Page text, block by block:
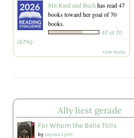
Mit Kind und Buch has read 47
books toward her goal of 70
books.
47 of 70
(67%)
view books
Ally liest gerade
For Whom the Belle Tolls
byJaysea Lynn